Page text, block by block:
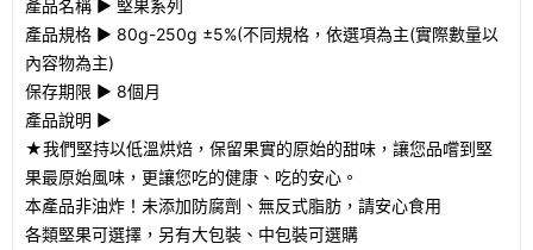
產品名稱 ► 堅果系列
產品規格 ► 80g-250g ±5%(不同規格，依選項為主(實際數量以
內容物為主)
保存期限 ► 8個月
產品說明 ►
★我們堅持以低溫烘焙，保留果實的原始的甜味，讓您品嚐到堅
果最原始風味，更讓您吃的健康、吃的安心。
本產品非油炸！未添加防腐劑、無反式脂肪，請安心食用
各類堅果可選擇，另有大包裝、中包裝可選購